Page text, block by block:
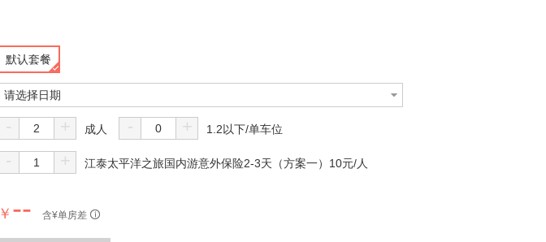
默认套餐
请选择日期
- + 成人 - + 1.2以下/单车位
- + 江泰太平洋之旅国内游意外保险2-3天（方案一）10元/人
￥ -- 含¥单房差